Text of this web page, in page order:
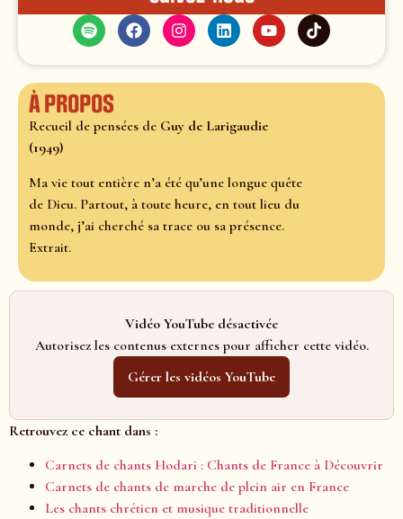
À propos
Recueil de pensées de Guy de Larigaudie
(1949)
Ma vie tout entière n’a été qu’une longue quête
de Dieu. Partout, à toute heure, en tout lieu du
monde, j’ai cherché sa trace ou sa présence.
Extrait.
Vidéo YouTube désactivée
Autorisez les contenus externes pour afficher cette vidéo.
Gérer les vidéos YouTube
Retrouvez ce chant dans :
Carnets de chants Hodari : Chants de France à Découvrir
Carnets de chants de marche de plein air en France
Les chants chrétien et musique traditionnelle